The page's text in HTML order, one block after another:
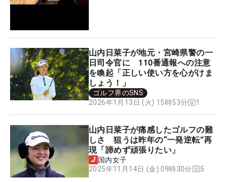
山内日菜子が地元・宮崎県警の一
日司令官に 110番通報への注意
を喚起「正しい使い方を心がけま
しょう！」
ゴルフ界のSNS
2026年1月13日 (火) 15時53分
1
山内日菜子が痛感したゴルフの難
しさ 狙うは昨年の“一発逆転”再
現「諦めず頑張りたい」
国内女子
2025年11月14日 (金) 09時30分
5